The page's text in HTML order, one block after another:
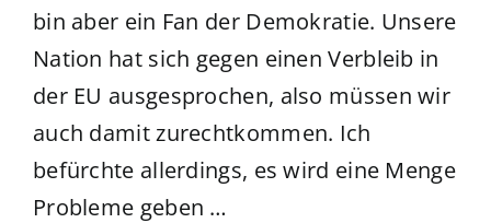
bin aber ein Fan der Demokratie. Unsere
Nation hat sich gegen einen Verbleib in
der EU ausgesprochen, also müssen wir
auch damit zurechtkommen. Ich
befürchte allerdings, es wird eine Menge
Probleme geben …